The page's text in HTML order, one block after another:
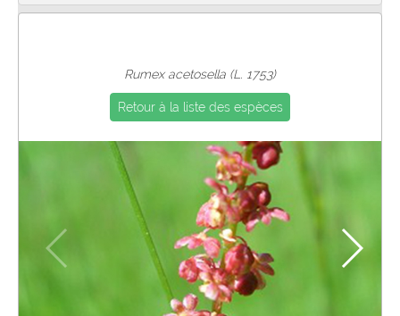
Pro
Rumex acetosella (L. 1753)
Retour à la liste des espèces